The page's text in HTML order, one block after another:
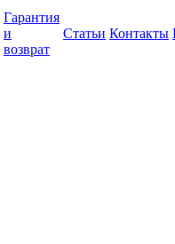
Гарантия
и
возврат
Статьи Контакты